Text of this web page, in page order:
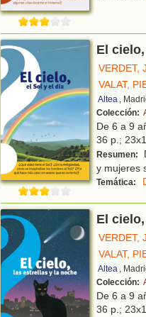
El
VERDET,
VALAT,
Altea ,
Colección:
De 6 a 9
36 p.;
Resumen:
y mujeres
Temática:
El
VERDET,
VALAT,
Altea ,
Colección:
De 6 a 9
36 p.;